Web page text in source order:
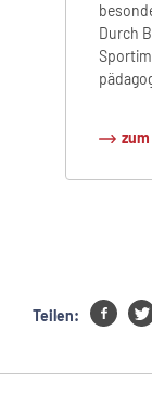
Durch
Teilen: